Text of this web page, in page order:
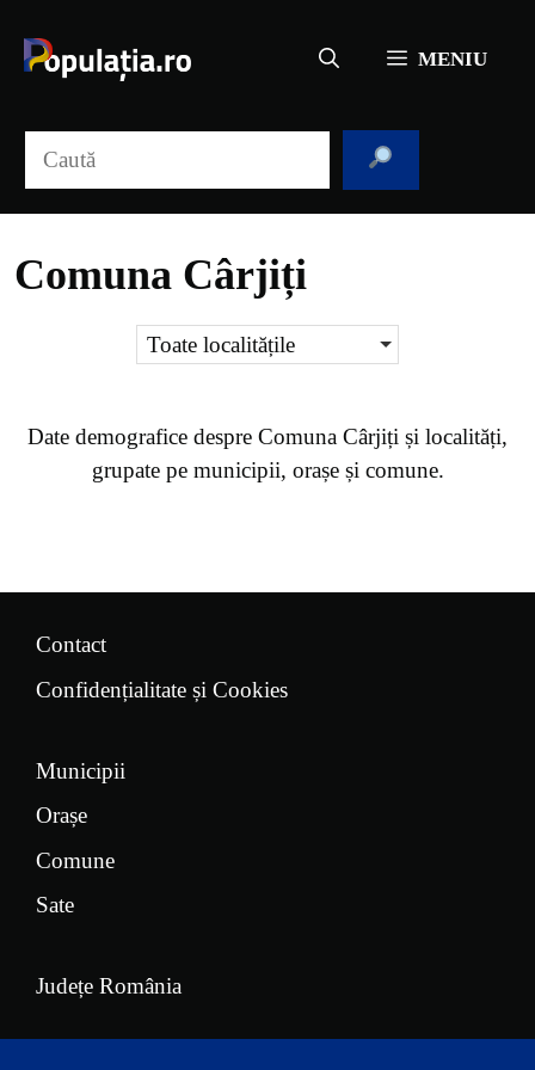
conținut
MENIU
Comuna Cârjiți
Toate localitățile
Date demografice despre Comuna Cârjiți și localități,
grupate pe municipii, orașe și comune.
Contact
Confidențialitate și Cookies
Municipii
Orașe
Comune
Sate
Județe România